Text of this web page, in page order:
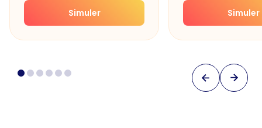
Simuler Simuler